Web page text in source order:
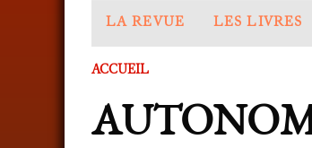
LA REVUE LES LIVRES
ACCUEIL